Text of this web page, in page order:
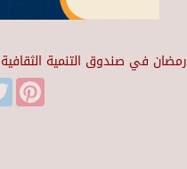
رمضان في صندوق التنمية الثقافية 2026
Twitter